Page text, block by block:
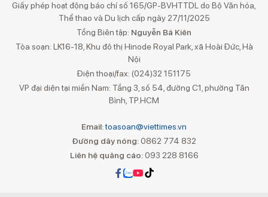
Giấy phép hoạt động báo chí số 165/GP-BVHTTDL do Bộ Văn hóa,
Thể thao và Du lịch cấp ngày 27/11/2025
Tổng Biên tập: Nguyễn Bá Kiên
Tòa soạn: LK16-18, Khu đô thị Hinode Royal Park, xã Hoài Đức, Hà
Nội
Điện thoại/fax: (024)32 151175
VP đại diện tại miền Nam: Tầng 3, số 54, đường C1, phường Tân
Bình, TP.HCM
Email:toasoan@viettimes.vn
Đường dây nóng: 0862 774 832
Liên hệ quảng cáo:093 228 8166